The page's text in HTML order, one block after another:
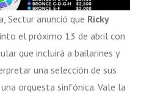
Sectur anunció que Ricky
el próximo 13 de abril con
que incluirá a bailarines y
una selección de sus
orquesta sinfónica. Vale la